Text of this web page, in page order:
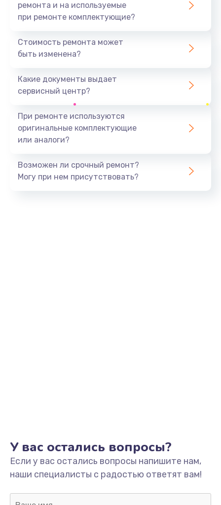
ремонта и на используемые
при ремонте комплектующие?
Стоимость ремонта может
быть изменена?
Какие документы выдает
сервисный центр?
При ремонте используются
оригинальные комплектующие
или аналоги?
Возможен ли срочный ремонт?
Могу при нем присутствовать?
У вас остались вопросы?
Если у вас остались вопросы напишите нам,
наши специалисты с радостью ответят вам!